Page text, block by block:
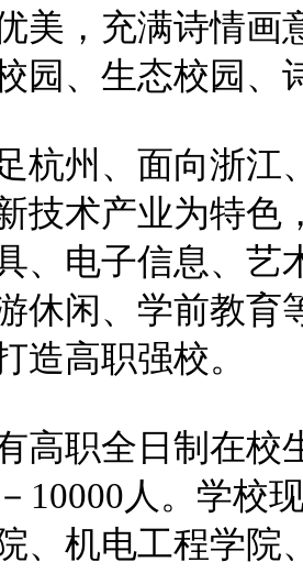
美，充满诗情画
园、生态校园、
州、面向浙江
技术产业为特色
、电子信息、艺
休闲、学前教育
造高职强校。
职全日制在校
10000人。学校
、机电工程学院